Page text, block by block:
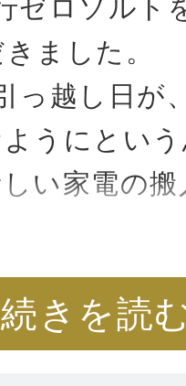
ます。
いに行っ
1度や2度
、楽しく過
ゼロソルト
ました。
っ越し日が
うにとい
い家電の
人での、自
り、渋滞に
っ越しに影
続きを読